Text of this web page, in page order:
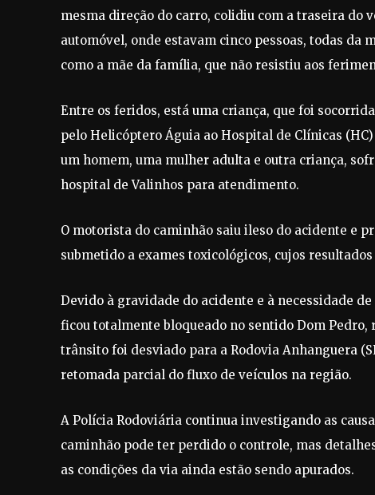
mesma direção do carro, colidiu com a traseira do
automóvel, onde estavam cinco pessoas, todas
como a mãe da família, que não resistiu aos
Entre os feridos, está uma criança, que foi
pelo Helicóptero Águia ao Hospital de Clínicas
um homem, uma mulher adulta e outra criança,
hospital de Valinhos para atendimento.
O motorista do caminhão saiu ileso do acidente e
submetido a exames toxicológicos, cujos
Devido à gravidade do acidente e à necessidade
ficou totalmente bloqueado no sentido Dom
trânsito foi desviado para a Rodovia Anhanguera
retomada parcial do fluxo de veículos na região.
A Polícia Rodoviária continua investigando as
caminhão pode ter perdido o controle, mas
as condições da via ainda estão sendo apurados.